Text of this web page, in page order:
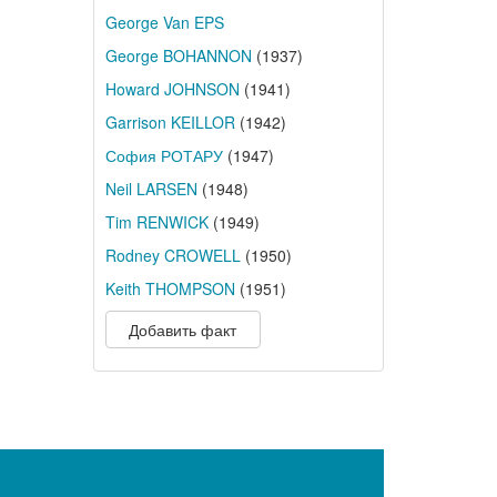
George Van EPS
George BOHANNON (1937)
Howard JOHNSON (1941)
Garrison KEILLOR(1942)
София РОТАРУ(1947)
Neil LARSEN (1948)
Tim RENWICK(1949)
Rodney CROWELL(1950)
Keith THOMPSON (1951)
Добавить факт